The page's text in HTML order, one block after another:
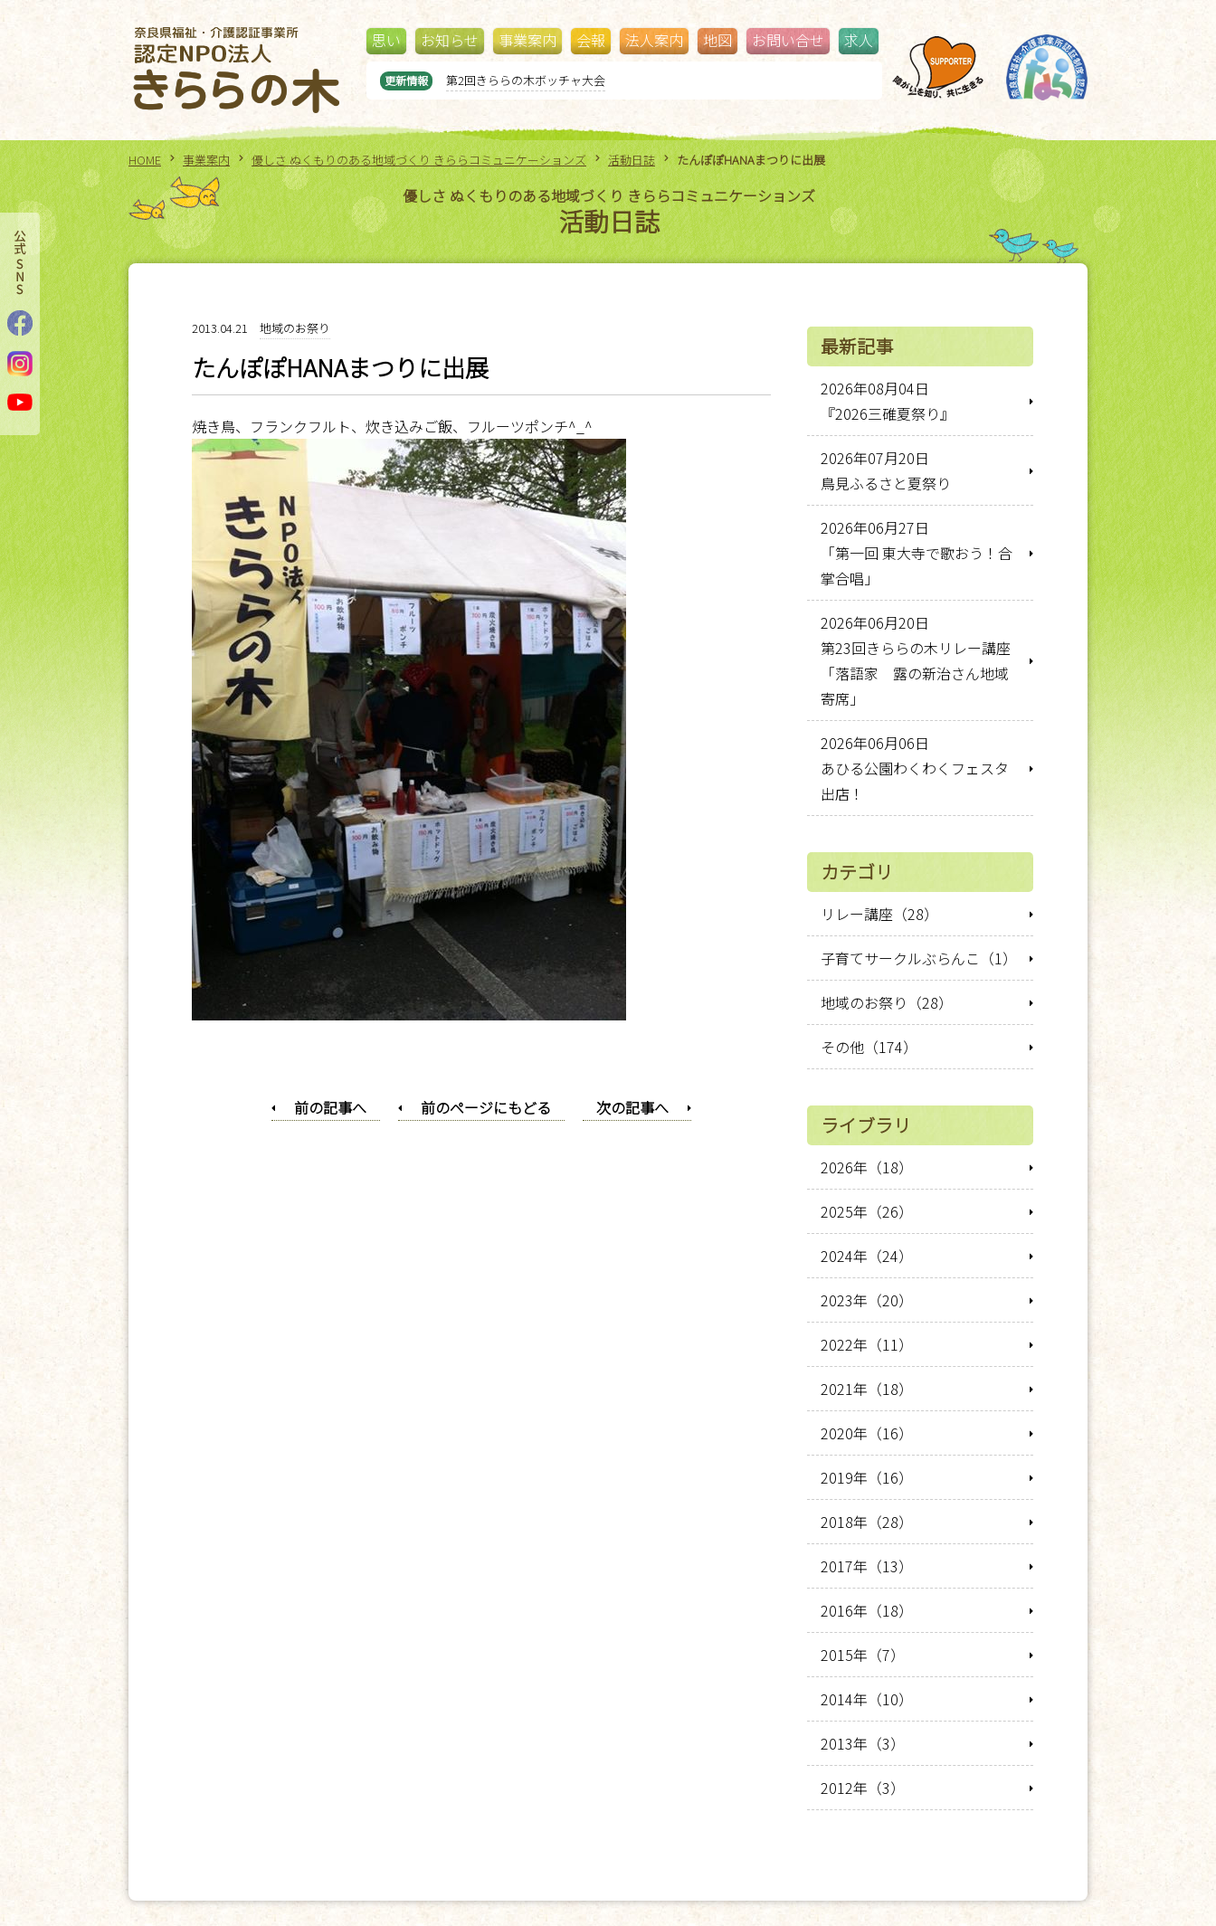
思い お知らせ 事業案内 会報 法人案内 地図 お問い合せ 求人
更新情報 第2回きららの木ボッチャ大会 更新情報 ジブリパークに行ってきました！
HOME 事業案内 優しさ ぬくもりのある地域づくり きららコミュニケーションズ 活動日誌 たんぽぽHANAまつりに出展
優しさ ぬくもりのある地域づくり きららコミュニケーションズ
活動日誌
2013.04.21 地域のお祭り
たんぽぽHANAまつりに出展
焼き鳥、フランクフルト、炊き込みご飯、フルーツポンチ^_^
前の記事へ 前のページにもどる 次の記事へ
最新記事
2026年08月04日
『2026三碓夏祭り』
2026年07月20日
鳥見ふるさと夏祭り
2026年06月27日
「第一回 東大寺で歌おう！合
掌合唱」
2026年06月20日
第23回きららの木リレー講座
「落語家 露の新治さん地域
寄席」
2026年06月06日
あひる公園わくわくフェスタ
出店！
カテゴリ
リレー講座（28）
子育てサークルぶらんこ（1）
地域のお祭り（28）
その他（174）
ライブラリ
2026年（18）
2025年（26）
2024年（24）
2023年（20）
2022年（11）
2021年（18）
2020年（16）
2019年（16）
2018年（28）
2017年（13）
2016年（18）
2015年（7）
2014年（10）
2013年（3）
2012年（3）